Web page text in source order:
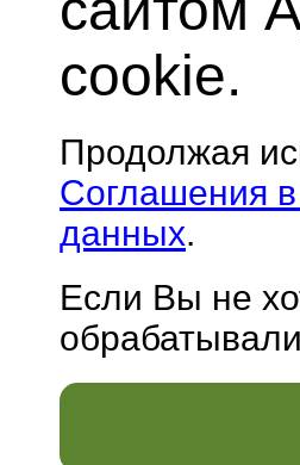
cookie.
Продолжая
Соглашения в
данных.
Если Вы не